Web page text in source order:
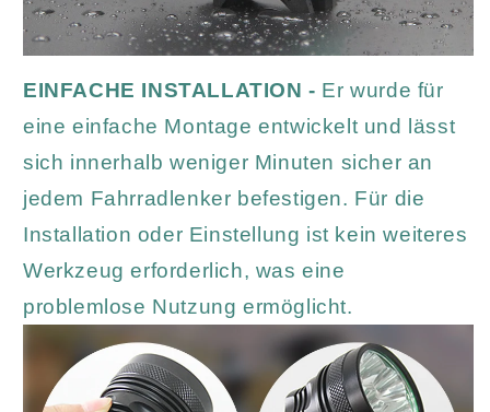
EINFACHE INSTALLATION - Er wurde für
eine einfache Montage entwickelt und lässt
sich innerhalb weniger Minuten sicher an
jedem Fahrradlenker befestigen. Für die
Installation oder Einstellung ist kein weiteres
Werkzeug erforderlich, was eine
problemlose Nutzung ermöglicht.